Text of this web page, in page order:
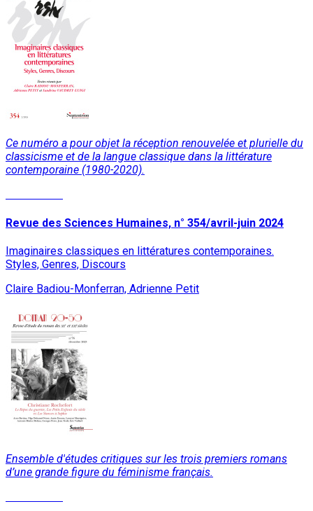
Ce numéro a pour objet la réception renouvelée et plurielle du
classicisme et de la langue classique dans la littérature
contemporaine (1980-2020).
Revue des Sciences Humaines, n° 354/avril-juin 2024
Imaginaires classiques en littératures contemporaines.
Styles, Genres, Discours
Claire Badiou-Monferran, Adrienne Petit
Ensemble d'études critiques sur les trois premiers romans
d’une grande figure du féminisme français.